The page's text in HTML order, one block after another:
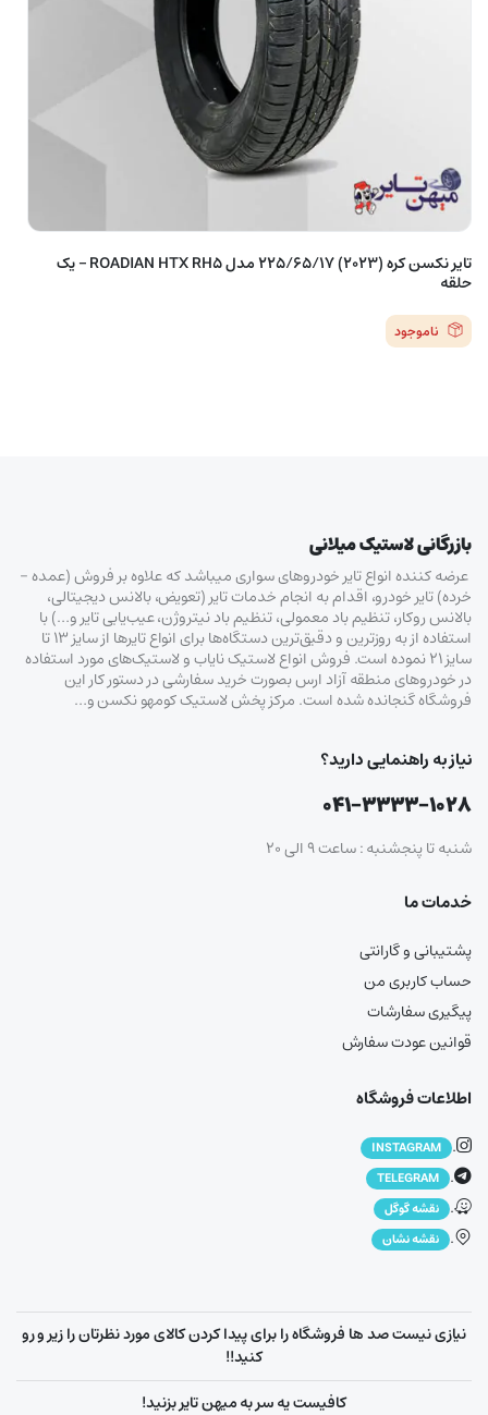
تایر نکسن کره (2023) 225/65/17 مدل ROADIAN HTX RH5 – یک
حلقه
ناموجود
بازرگانی لاستیک میلانی
عرضه کننده انواع تایر خودروهای سواری میباشد که علاوه بر فروش (عمده –
خرده‌) تایر خودرو، اقدام به انجام خدمات تایر (تعویض، بالانس دیجیتالی،
بالانس روکار، تنظیم باد معمولی، تنظیم باد نیتروژن، عیب‌یابی تایر و…) با
استفاده از به روزترین و دقیق‌ترین دستگاه‌ها برای انواع تایرها از سایز ۱۳ تا
سایز ۲۱ نموده است. فروش انواع لاستیک‌ نایاب و لاستیک‌های مورد استفاده
در خودروهای منطقه آزاد ارس بصورت خرید سفارشی در دستور کار این
فروشگاه گنجانده شده است. مرکز پخش لاستیک کومهو نکسن و…
نیاز به راهنمایی دارید؟
۰۴۱-۳۳۳۳-۱۰۲۸
شنبه تا پنجشنبه : ساعت ۹ الی ۲۰
خدمات ما
پشتیبانی و گارانتی
حساب کاربری من
پیگیری سفارشات
قوانین عودت سفارش
اطلاعات فروشگاه
.
INSTAGRAM
.
TELEGRAM
. نقشه گوگل
. نقشه نشان
نیازی نیست صد ها فروشگاه را برای پیدا کردن کالای مورد نظرتان را زیر و رو
کنید!!
کافیست یه سر به میهن تایر بزنید!